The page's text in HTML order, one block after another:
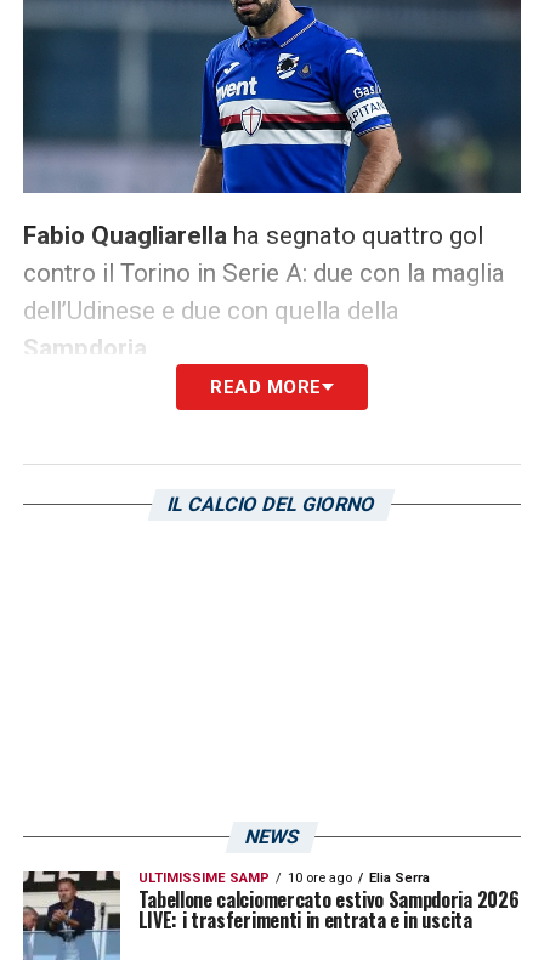
Fabio Quagliarella ha segnato quattro gol
contro il Torino in Serie A: due con la maglia
dell’Udinese e due con quella della
Sampdoria
Chi fa paura al Torino
centrocampista classe ’91 ha trovato la sua
ultima rete in trasferta (Torino-Milan 2-2,
gennaio 2017).
READ MORE
IL CALCIO DEL GIORNO
NEWS
ULTIMISSIME SAMP 10 ore ago Elia Serra
Tabellone calciomercato estivo Sampdoria 2026
LIVE: i trasferimenti in entrata e in uscita